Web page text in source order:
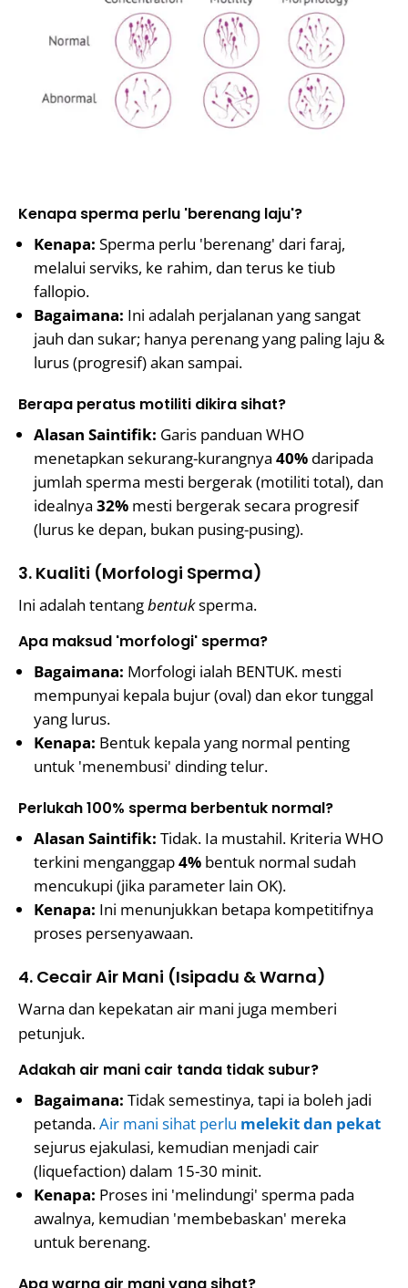
Kenapa sperma perlu 'berenang laju'?
Kenapa: Sperma perlu 'berenang' dari faraj,
melalui serviks, ke rahim, dan terus ke tiub
fallopio.
Bagaimana: Ini adalah perjalanan yang sangat
jauh dan sukar; hanya perenang yang paling laju &
lurus (progresif) akan sampai.
Berapa peratus motiliti dikira sihat?
Alasan Saintifik: Garis panduan WHO
menetapkan sekurang-kurangnya 40% daripada
jumlah sperma mesti bergerak (motiliti total), dan
idealnya 32% mesti bergerak secara progresif
(lurus ke depan, bukan pusing-pusing).
3. Kualiti (Morfologi Sperma)
Ini adalah tentangbentuksperma.
Apa maksud 'morfologi' sperma?
Bagaimana: Morfologi ialah BENTUK. mesti
mempunyai kepala bujur (oval) dan ekor tunggal
yang lurus.
Kenapa: Bentuk kepala yang normal penting
untuk 'menembusi' dinding telur.
Perlukah 100% sperma berbentuk normal?
Alasan Saintifik: Tidak. Ia mustahil. Kriteria WHO
terkini menganggap4% bentuk normal sudah
mencukupi (jika parameter lain OK).
Kenapa: Ini menunjukkan betapa kompetitifnya
proses persenyawaan.
4. Cecair Air Mani (Isipadu & Warna)
Warna dan kepekatan air mani juga memberi
petunjuk.
Adakah air mani cair tanda tidak subur?
Bagaimana: Tidak semestinya, tapi ia boleh jadi
petanda.Air mani sihat perlu melekit dan pekat
sejurus ejakulasi, kemudian menjadi cair
(liquefaction) dalam 15-30 minit.
Kenapa: Proses ini 'melindungi' sperma pada
awalnya, kemudian 'membebaskan' mereka
untuk berenang.